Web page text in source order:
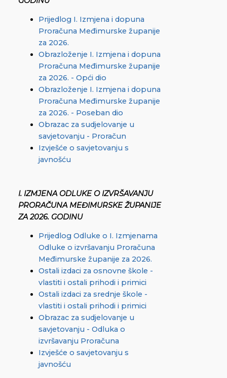
Prijedlog I. Izmjena i dopuna
Proračuna Međimurske županije
za 2026.
Obrazloženje I. Izmjena i dopuna
Proračuna Međimurske županije
za 2026. - Opći dio
Obrazloženje I. Izmjena i dopuna
Proračuna Međimurske županije
za 2026. - Poseban dio
Obrazac za sudjelovanje u
savjetovanju - Proračun
Izvješće o savjetovanju s
javnošću
I. IZMJENA ODLUKE O IZVRŠAVANJU
PRORAČUNA MEĐIMURSKE ŽUPANIJE
ZA 2026. GODINU
Prijedlog Odluke o I. Izmjenama
Odluke o izvršavanju Proračuna
Međimurske županije za 2026.
Ostali izdaci za osnovne škole -
vlastiti i ostali prihodi i primici
Ostali izdaci za srednje škole -
vlastiti i ostali prihodi i primici
Obrazac za sudjelovanje u
savjetovanju - Odluka o
izvršavanju Proračuna
Izvješće o savjetovanju s
javnošću